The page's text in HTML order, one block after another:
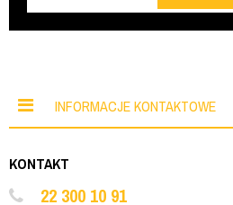
INFORMACJE KONTAKTOWE
KONTAKT
22 300 10 91